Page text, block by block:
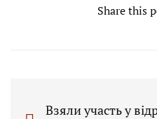
Share this
Взяли участь у